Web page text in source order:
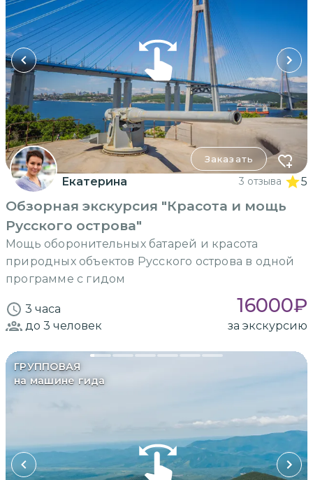
Заказать
Екатерина 3 отзыва 5
Обзорная экскурсия "Красота и мощь
Русского острова"
Мощь оборонительных батарей и красота
природных объектов Русского острова в одной
программе с гидом
3 часа 16000₽
до 3 человек за экскурсию
ГРУППОВАЯ
на машине гида